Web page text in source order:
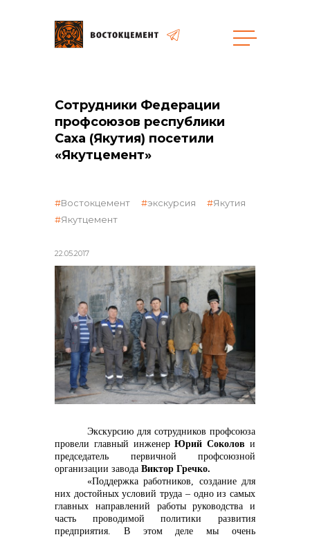
общая информация
объявленные закупки
реализация неликвидов
контакты отдела закупок
Контакты
Сотрудники Федерации
профсоюзов республики
Саха (Якутия) посетили
«Якутцемент»
22.05.2017
Востокцемент экскурсия
Якутия
Якутцемент
Экскурсию для сотрудников профсоюза
провели главный инженерЮрий Соколов и
председатель первичной профсоюзной
организации завода Виктор Гречко.
«Поддержка работников, создание для
них достойных условий труда – одно из самых
главных направлений работы руководства и
часть проводимой политики развития
предприятия. В этом деле мы очень